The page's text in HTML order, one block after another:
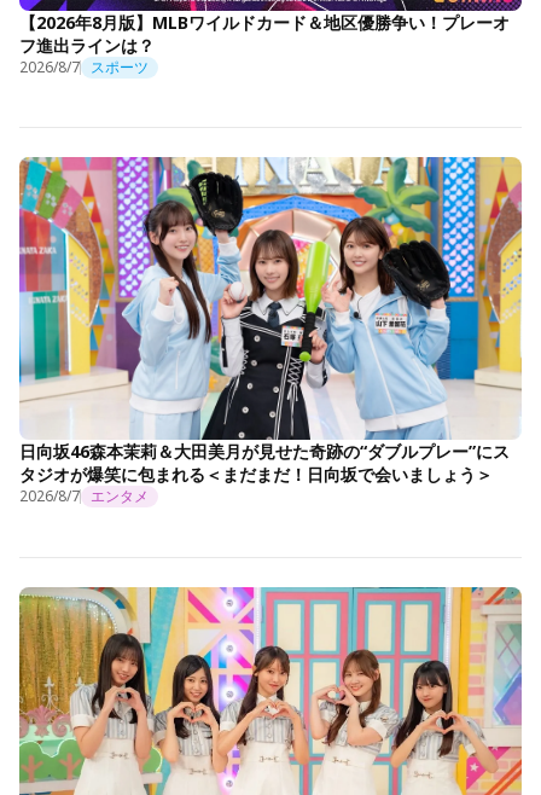
【2026年8月版】MLBワイルドカード＆地区優勝争い！プレーオ
フ進出ラインは？
2026/8/7 スポーツ
日向坂46森本茉莉＆大田美月が見せた奇跡の“ダブルプレー”にス
タジオが爆笑に包まれる＜まだまだ！日向坂で会いましょう＞
2026/8/7 エンタメ